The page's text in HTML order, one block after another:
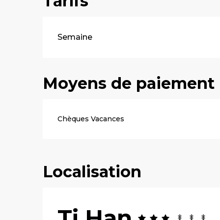
Tarifs 2026
Semaine
Moyens de paiement
Chèques Vacances
Localisation